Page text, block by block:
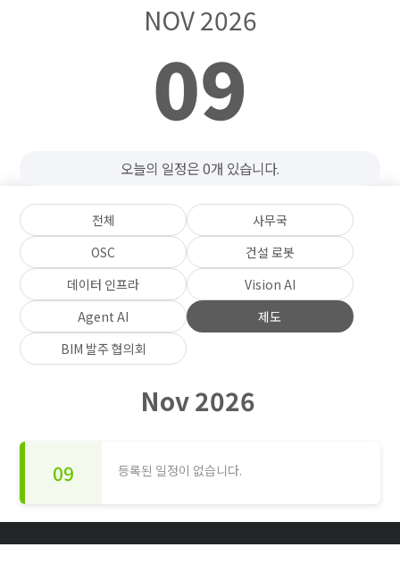
NOV 2026
09
오늘의 일정은 0개 있습니다.
전체
사무국
OSC
건설 로봇
데이터 인프라
Vision AI
Agent AI
제도
BIM 발주 협의회
Nov 2026
09 등록된 일정이 없습니다.